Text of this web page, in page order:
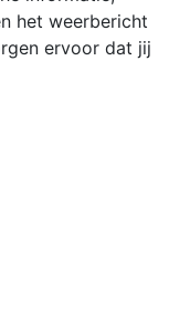
het weerbericht
ervoor dat jij